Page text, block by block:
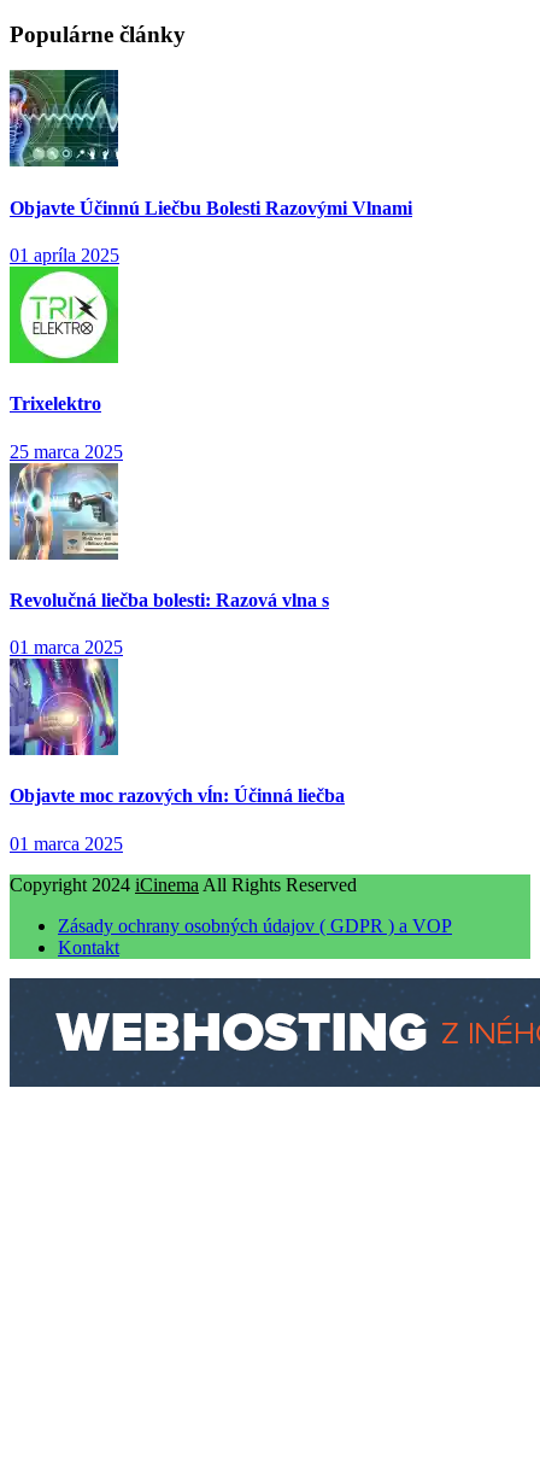
Populárne články
Objavte Účinnú Liečbu Bolesti Razovými Vlnami
01 apríla 2025
Trixelektro
25 marca 2025
Revolučná liečba bolesti: Razová vlna s
01 marca 2025
Objavte moc razových vĺn: Účinná liečba
01 marca 2025
Copyright 2024 iCinema All Rights Reserved
Zásady ochrany osobných údajov ( GDPR ) a VOP
Kontakt